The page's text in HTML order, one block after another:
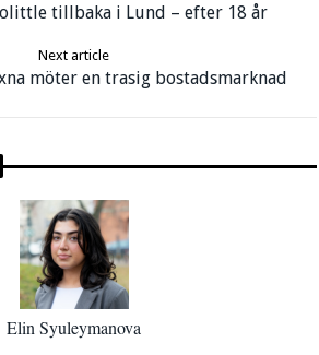
tillbaka i Lund – efter 18 år
Next article
möter en trasig bostadsmarknad
Elin Syuleymanova